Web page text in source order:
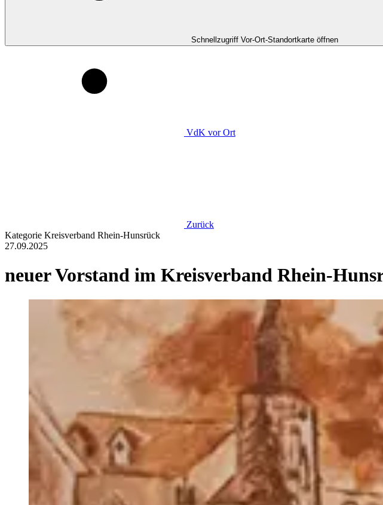
Schnellzugriff Vor-Ort-Standortkarte öffnen
VdK vor Ort
Zurück
Kategorie Kreisverband Rhein-Hunsrück
27.09.2025
neuer Vorstand im Kreisverband Rhein-